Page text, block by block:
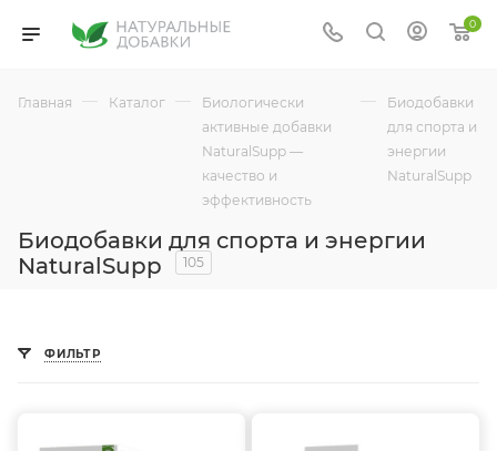
0
Главная — Каталог —
Биологически
активные добавки
NaturalSupp —
качество и
эффективность
—
Биодобавки
для спорта и
энергии
NaturalSupp
Биодобавки для спорта и энергии
NaturalSupp
105
ФИЛЬТР